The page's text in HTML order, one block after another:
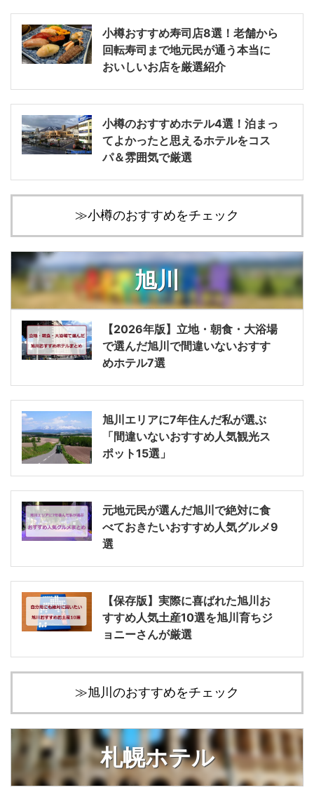
小樽おすすめ寿司店8選！老舗から
回転寿司まで地元民が通う本当に
おいしいお店を厳選紹介
小樽のおすすめホテル4選！泊まっ
てよかったと思えるホテルをコス
パ＆雰囲気で厳選
≫小樽のおすすめをチェック
旭川
【2026年版】立地・朝食・大浴場
で選んだ旭川で間違いないおすす
めホテル7選
旭川エリアに7年住んだ私が選ぶ
「間違いないおすすめ人気観光ス
ポット15選」
元地元民が選んだ旭川で絶対に食
べておきたいおすすめ人気グルメ9
選
【保存版】実際に喜ばれた旭川お
すすめ人気土産10選を旭川育ちジ
ョニーさんが厳選
≫旭川のおすすめをチェック
札幌ホテル